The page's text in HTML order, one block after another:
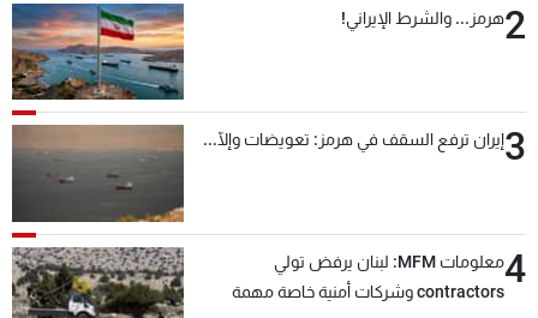
2هرمز... والشرط الإيراني!
3إيران ترفع السقف في هرمز: تعويضات وإلّا...
4
معلومات MFM: لبنان يرفض تولي
contractors وشركات أمنية خاصة مهمة